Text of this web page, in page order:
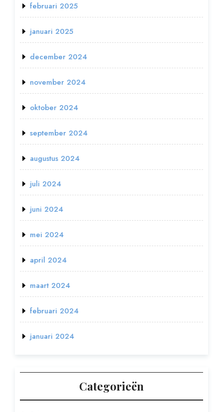
februari 2025
januari 2025
december 2024
november 2024
oktober 2024
september 2024
augustus 2024
juli 2024
juni 2024
mei 2024
april 2024
maart 2024
februari 2024
januari 2024
Categorieën